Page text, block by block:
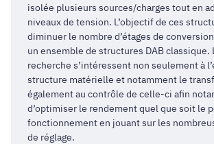
isolée plusieurs sources/charges tout en
niveaux de tension. L’objectif de ces
diminuer le nombre d’étages de
un ensemble de structures DAB classique.
recherche s’intéressent non seulement à
structure matérielle et notamment le
également au contrôle de celle-ci afin
d’optimiser le rendement quel que soit le
fonctionnement en jouant sur les
de réglage.